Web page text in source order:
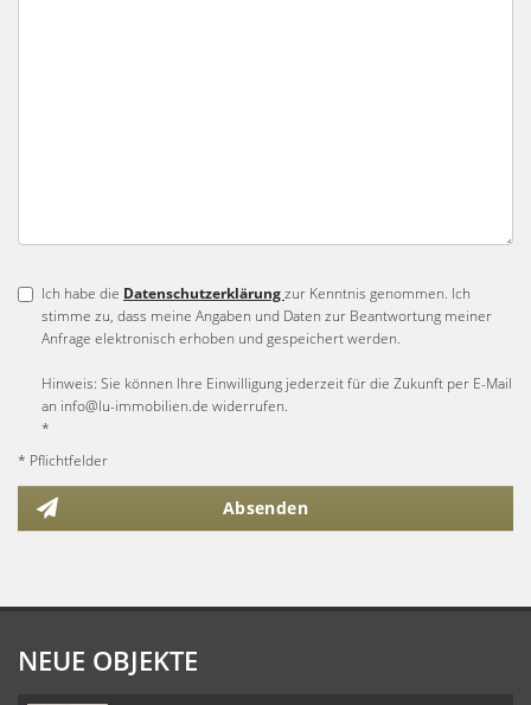
Ich habe die Datenschutzerklärungzur Kenntnis genommen. Ich
stimme zu, dass meine Angaben und Daten zur Beantwortung meiner
Anfrage elektronisch erhoben und gespeichert werden.
Hinweis: Sie können Ihre Einwilligung jederzeit für die Zukunft per E-Mail
an info@lu-immobilien.de widerrufen.
*
* Pflichtfelder
Absenden
NEUE OBJEKTE